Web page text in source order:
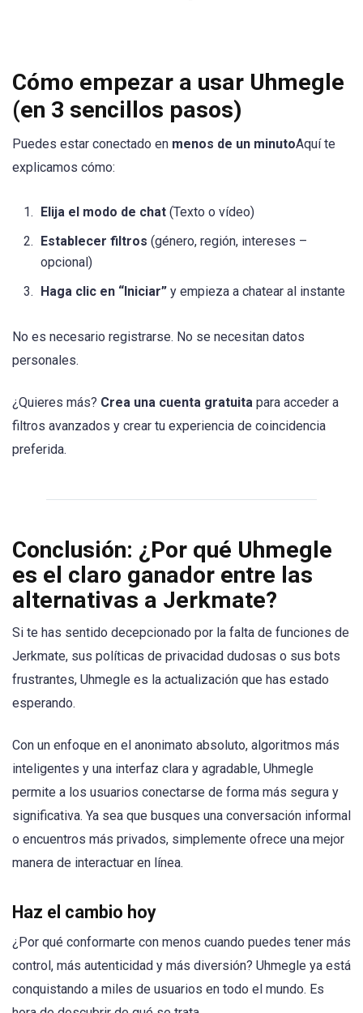
Cómo empezar a usar Uhmegle
(en 3 sencillos pasos)
Puedes estar conectado en menos de un minutoAquí te
explicamos cómo:
Elija el modo de chat (Texto o vídeo)
Establecer filtros (género, región, intereses –
opcional)
Haga clic en “Iniciar” y empieza a chatear al instante
No es necesario registrarse. No se necesitan datos
personales.
¿Quieres más? Crea una cuenta gratuita para acceder a
filtros avanzados y crear tu experiencia de coincidencia
preferida.
Conclusión: ¿Por qué Uhmegle
es el claro ganador entre las
alternativas a Jerkmate?
Si te has sentido decepcionado por la falta de funciones de
Jerkmate, sus políticas de privacidad dudosas o sus bots
frustrantes, Uhmegle es la actualización que has estado
esperando.
Con un enfoque en el anonimato absoluto, algoritmos más
inteligentes y una interfaz clara y agradable, Uhmegle
permite a los usuarios conectarse de forma más segura y
significativa. Ya sea que busques una conversación informal
o encuentros más privados, simplemente ofrece una mejor
manera de interactuar en línea.
Haz el cambio hoy
¿Por qué conformarte con menos cuando puedes tener más
control, más autenticidad y más diversión? Uhmegle ya está
conquistando a miles de usuarios en todo el mundo. Es